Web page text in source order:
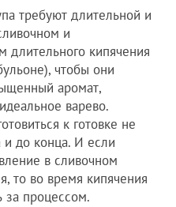
требуют длительной и
и
длительного кипячения
чтобы они
аромат,
варево.
к готовке не
и до конца. И если
в сливочном
то во время кипячения
процессом.